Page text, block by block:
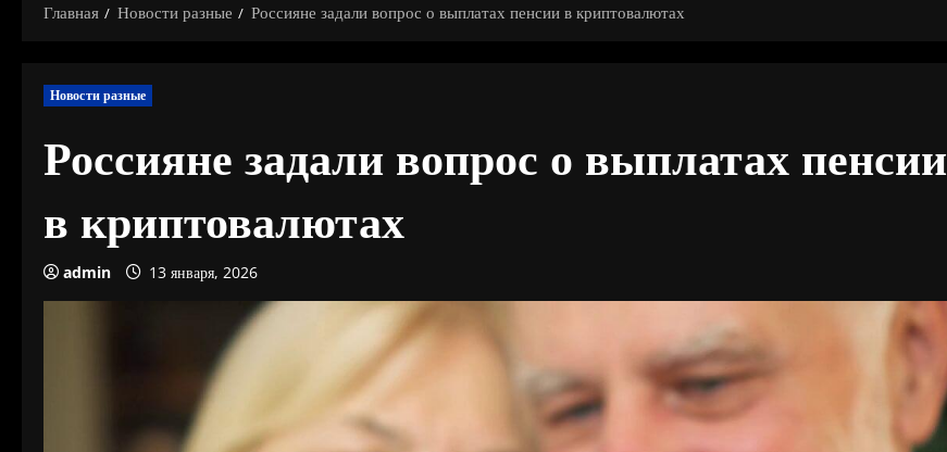
Главная Новости разные Россияне задали вопрос о выплатах пенсии в криптовалютах
Новости разные
Россияне задали вопрос о выплатах пенсии
в криптовалютах
admin 13 января, 2026